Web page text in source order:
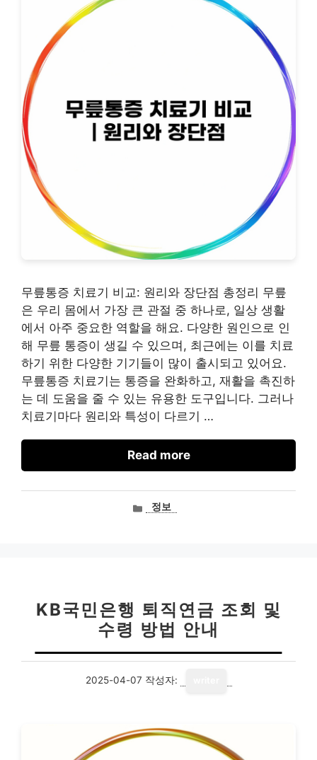
무릎통증 치료기 비교: 원리와 장단점 총정리 무릎
은 우리 몸에서 가장 큰 관절 중 하나로, 일상 생활
에서 아주 중요한 역할을 해요. 다양한 원인으로 인
해 무릎 통증이 생길 수 있으며, 최근에는 이를 치료
하기 위한 다양한 기기들이 많이 출시되고 있어요.
무릎통증 치료기는 통증을 완화하고, 재활을 촉진하
는 데 도움을 줄 수 있는 유용한 도구입니다. 그러나
치료기마다 원리와 특성이 다르기 …
Read more
카정보
KB국민은행 퇴직연금 조회 및
수령 방법 안내
2025-04-07 작성자: